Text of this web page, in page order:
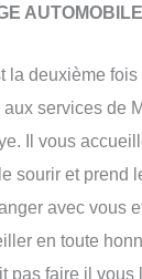
la deuxième
services de
Il vous
sourir et prend
avec vous
en toute
pas faire il vous